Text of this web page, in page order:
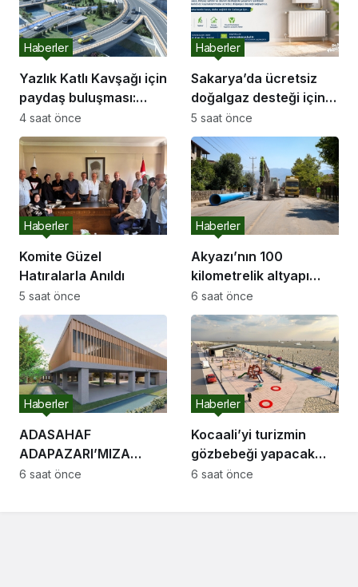
Yazlık Katlı Kavşağı için
paydaş buluşması:
“İletişim kanallarımız
hep açık olacak”
Haberler
4 saat önce
Sakarya’da ücretsiz
doğalgaz desteği için
başvurular başladı
Haberler
5 saat önce
Komite Güzel
Hatıralarla Anıldı
Haberler
5 saat önce
Akyazı’nın 100
kilometrelik altyapı
hattı için saha
çalışmaları başladı
Haberler
6 saat önce
ADASAHAF
ADAPAZARI’MIZA
HAYIRLI OLSUN
Haberler
6 saat önce
Kocaali’yi turizmin
gözbebeği yapacak
sahil projelerini ilk kez
Haberler
6 saat önce